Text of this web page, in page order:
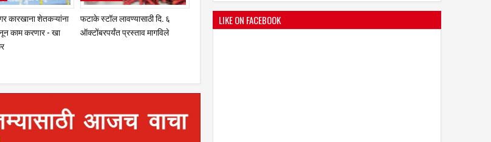
शिंदे आर्मी
अमेरिकेला रवाना
अवैध मद्य विरोधी विशेष मोहिमेदरम्यान
जिल्हा भरात 12 छापे
एन.व्ही.पी शुगर कारखाना शेतकऱ्यांना
केंद्र बिंदू मानून काम करणार - खा
ऑक्टोंबरपर्यंत प्रस्ताव मागविले
LIKE ON FACEBOOK